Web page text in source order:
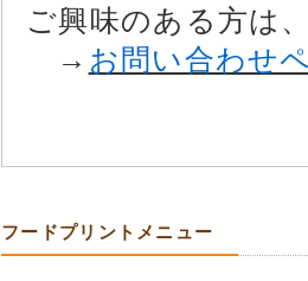
ご興味のある方は
→ お問い合わせ
フードプリントメニュー